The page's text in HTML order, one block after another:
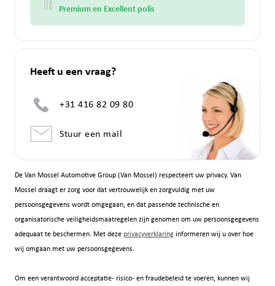
De Van Mossel Automotive Group (Van Mossel) respecteert uw privacy. Van
Mossel draagt er zorg voor dat vertrouwelijk en zorgvuldig met uw
persoonsgegevens wordt omgegaan, en dat passende technische en
organisatorische veiligheidsmaatregelen zijn genomen om uw persoonsgegevens
adequaat te beschermen. Met deze privacyverklaringinformeren wij u over hoe
wij omgaan met uw persoonsgegevens.
Om een verantwoord acceptatie- risico- en fraudebeleid te voeren, kunnen wij
Premium en Excellent polis
Heeft u een vraag?
+31 416 82 09 80
Stuur een mail